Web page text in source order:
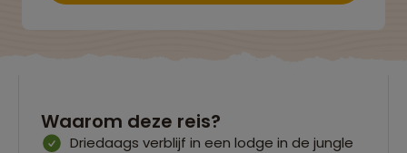
Waarom deze reis?
Driedaags verblijf in een lodge in de jungle